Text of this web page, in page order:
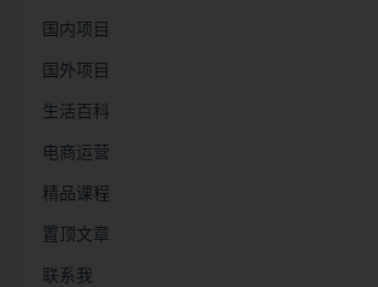
国内项目
国外项目
生活百科
电商运营
精品课程
置顶文章
联系我